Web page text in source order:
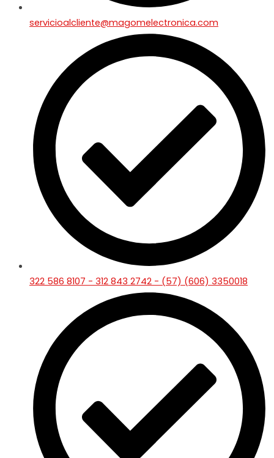
servicioalcliente@magomelectronica.com
322 586 8107 - 312 843 2742 - (57) (606) 3350018